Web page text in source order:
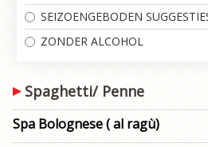
SEIZOENGEBODEN
ZONDER ALCOHOL
Spaghetti/ Penne
Spa Bolognese ( al ragù)